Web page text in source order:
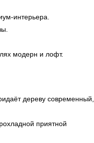
интерьера.
модерн и лофт.
дереву современный,
приятной